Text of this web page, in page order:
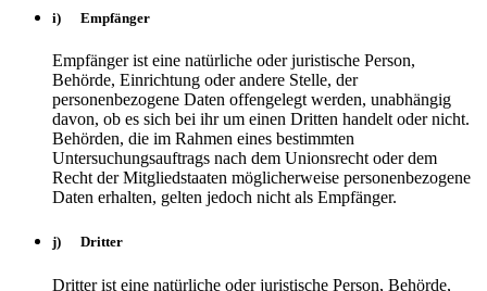
i) Empfänger
Empfänger ist eine natürliche oder juristische Person,
Behörde, Einrichtung oder andere Stelle, der
personenbezogene Daten offengelegt werden, unabhängig
davon, ob es sich bei ihr um einen Dritten handelt oder nicht.
Behörden, die im Rahmen eines bestimmten
Untersuchungsauftrags nach dem Unionsrecht oder dem
Recht der Mitgliedstaaten möglicherweise personenbezogene
Daten erhalten, gelten jedoch nicht als Empfänger.
j) Dritter
Dritter ist eine natürliche oder juristische Person, Behörde,